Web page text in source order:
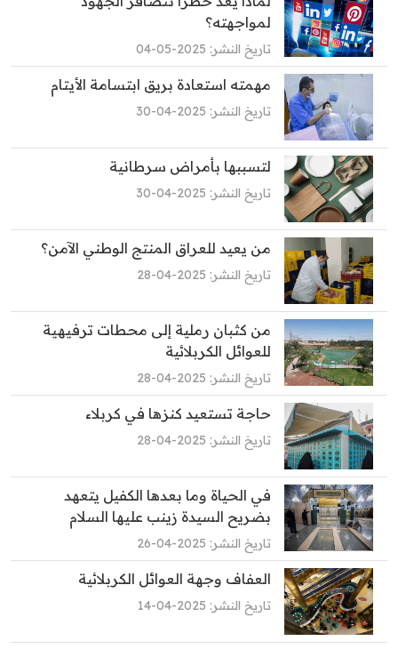
لمواجهته؟
تاريخ النشر: 2025-05-04
مهمته استعادة بريق ابتسامة الأيتام
تاريخ النشر: 2025-04-30
لتسببها بأمراض سرطانية
تاريخ النشر: 2025-04-30
من يعيد للعراق المنتج الوطني الآمن؟
تاريخ النشر: 2025-04-28
من كثبان رملية إلى محطات ترفيهية
للعوائل الكربلائية
تاريخ النشر: 2025-04-28
حاجة تستعيد كنزها في كربلاء
تاريخ النشر: 2025-04-28
في الحياة وما بعدها الكفيل يتعهد
بضريح السيدة زينب عليها السلام
تاريخ النشر: 2025-04-26
العفاف وجهة العوائل الكربلائية
تاريخ النشر: 2025-04-14